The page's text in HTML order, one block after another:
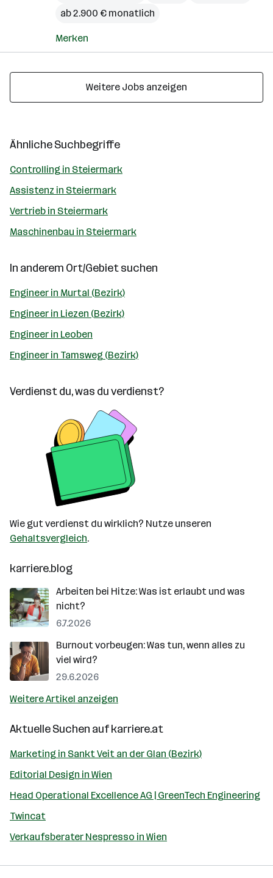
ab 2.900 € monatlich
Merken
Weitere Jobs anzeigen
Ähnliche Suchbegriffe
Controlling in Steiermark
Assistenz in Steiermark
Vertrieb in Steiermark
Maschinenbau in Steiermark
In anderem Ort/Gebiet suchen
Engineer in Murtal (Bezirk)
Engineer in Liezen (Bezirk)
Engineer in Leoben
Engineer in Tamsweg (Bezirk)
Verdienst du, was du verdienst?
Wie gut verdienst du wirklich? Nutze unseren
Gehaltsvergleich.
karriere.blog
Arbeiten bei Hitze: Was ist erlaubt und was
nicht?
6.7.2026
Burnout vorbeugen: Was tun, wenn alles zu
viel wird?
29.6.2026
Weitere Artikel anzeigen
Aktuelle Suchen aufkarriere.at
Marketing in Sankt Veit an der Glan (Bezirk)
Editorial Design in Wien
Head Operational Excellence AG | GreenTech Engineering
Twincat
Verkaufsberater Nespresso in Wien